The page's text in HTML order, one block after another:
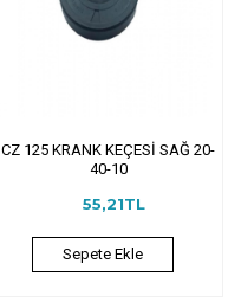
CZ 125 KRANK KEÇESİ SAĞ 20-
40-10
55,21TL
Sepete Ekle